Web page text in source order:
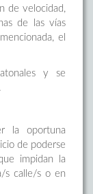
de velocidad,
de las vías
el
y se
la oportuna
de poderse
impidan la
s calle/s o en